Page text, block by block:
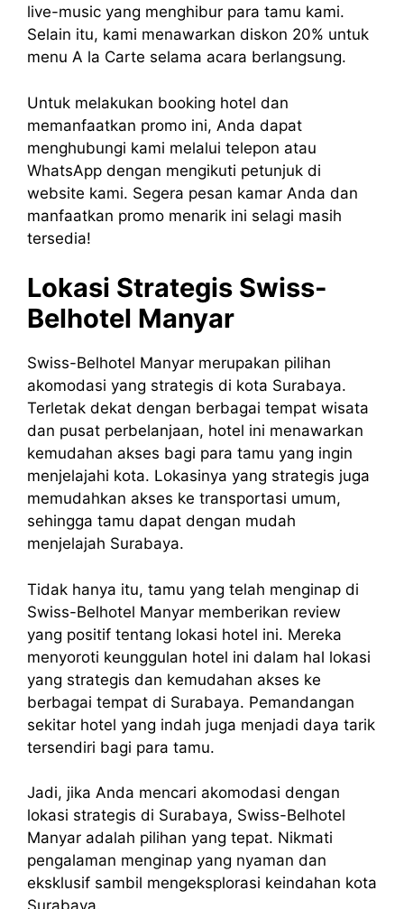
live-music yang menghibur para tamu kami.
Selain itu, kami menawarkan diskon 20% untuk
menu A la Carte selama acara berlangsung.
Untuk melakukan booking hotel dan
memanfaatkan promo ini, Anda dapat
menghubungi kami melalui telepon atau
WhatsApp dengan mengikuti petunjuk di
website kami. Segera pesan kamar Anda dan
manfaatkan promo menarik ini selagi masih
tersedia!
Lokasi Strategis Swiss-
Belhotel Manyar
Swiss-Belhotel Manyar merupakan pilihan
akomodasi yang strategis di kota Surabaya.
Terletak dekat dengan berbagai tempat wisata
dan pusat perbelanjaan, hotel ini menawarkan
kemudahan akses bagi para tamu yang ingin
menjelajahi kota. Lokasinya yang strategis juga
memudahkan akses ke transportasi umum,
sehingga tamu dapat dengan mudah
menjelajah Surabaya.
Tidak hanya itu, tamu yang telah menginap di
Swiss-Belhotel Manyar memberikan review
yang positif tentang lokasi hotel ini. Mereka
menyoroti keunggulan hotel ini dalam hal lokasi
yang strategis dan kemudahan akses ke
berbagai tempat di Surabaya. Pemandangan
sekitar hotel yang indah juga menjadi daya tarik
tersendiri bagi para tamu.
Jadi, jika Anda mencari akomodasi dengan
lokasi strategis di Surabaya, Swiss-Belhotel
Manyar adalah pilihan yang tepat. Nikmati
pengalaman menginap yang nyaman dan
eksklusif sambil mengeksplorasi keindahan kota